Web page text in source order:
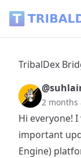
TribalDex
2 months
​Hi everyone!
important
Engine)